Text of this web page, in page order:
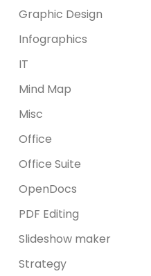
Graphic Design
Infographics
IT
Mind Map
Misc
Office
Office Suite
OpenDocs
PDF Editing
Slideshow maker
Strategy